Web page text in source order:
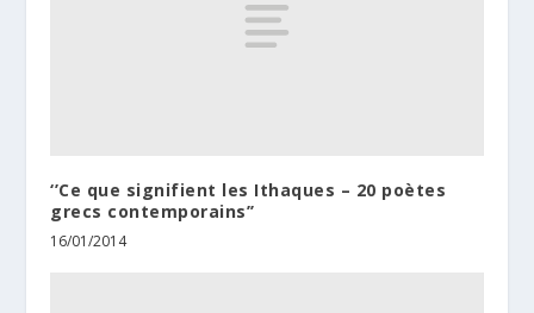
‘’Ce que signifient les Ithaques – 20 poètes
grecs contemporains’’
16/01/2014